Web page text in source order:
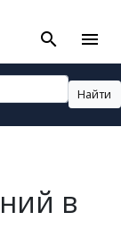
search menu
Найти
в